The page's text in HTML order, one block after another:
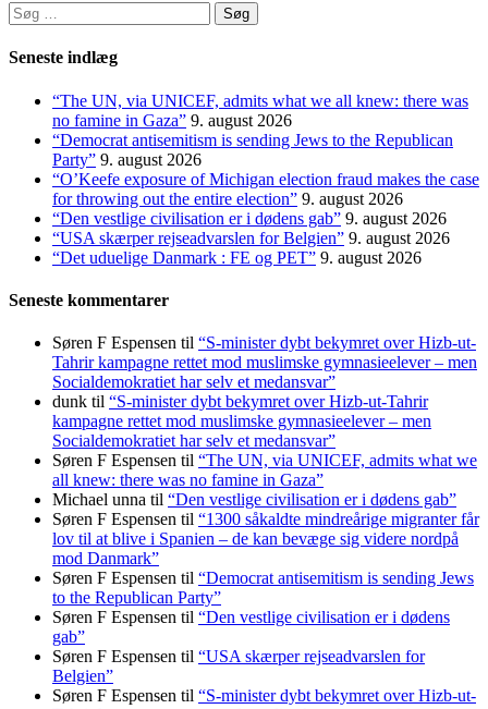
Søg
efter:
Seneste indlæg
“The UN, via UNICEF, admits what we all knew: there was
no famine in Gaza” 9. august 2026
“Democrat antisemitism is sending Jews to the Republican
Party” 9. august 2026
“O’Keefe exposure of Michigan election fraud makes the case
for throwing out the entire election” 9. august 2026
“Den vestlige civilisation er i dødens gab” 9. august 2026
“USA skærper rejseadvarslen for Belgien” 9. august 2026
“Det uduelige Danmark : FE og PET” 9. august 2026
Seneste kommentarer
Søren F Espensen til “S-minister dybt bekymret over Hizb-ut-
Tahrir kampagne rettet mod muslimske gymnasieelever – men
Socialdemokratiet har selv et medansvar”
dunk til “S-minister dybt bekymret over Hizb-ut-Tahrir
kampagne rettet mod muslimske gymnasieelever – men
Socialdemokratiet har selv et medansvar”
Søren F Espensen til “The UN, via UNICEF, admits what we
all knew: there was no famine in Gaza”
Michael unna til “Den vestlige civilisation er i dødens gab”
Søren F Espensen til “1300 såkaldte mindreårige migranter får
lov til at blive i Spanien – de kan bevæge sig videre nordpå
mod Danmark”
Søren F Espensen til “Democrat antisemitism is sending Jews
to the Republican Party”
Søren F Espensen til “Den vestlige civilisation er i dødens
gab”
Søren F Espensen til “USA skærper rejseadvarslen for
Belgien”
Søren F Espensen til “S-minister dybt bekymret over Hizb-ut-